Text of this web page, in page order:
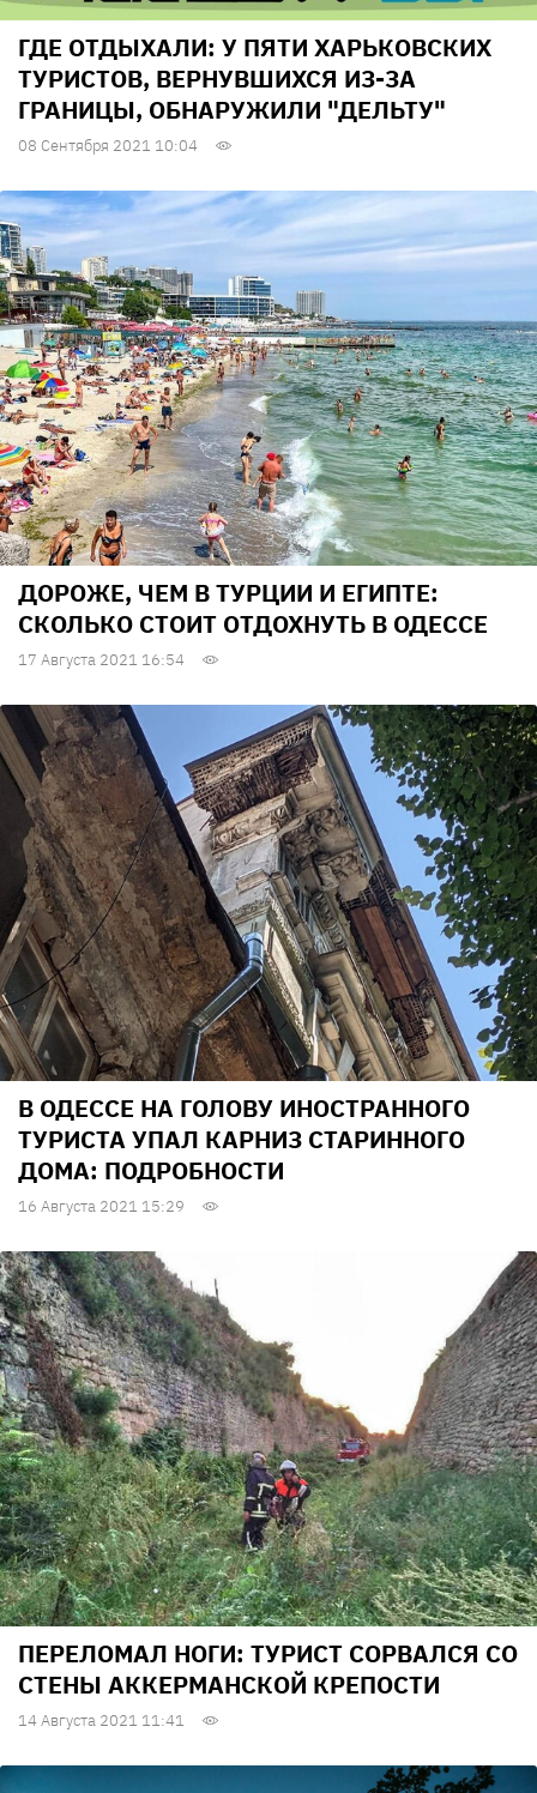
ГДЕ ОТДЫХАЛИ: У ПЯТИ ХАРЬКОВСКИХ
ТУРИСТОВ, ВЕРНУВШИХСЯ ИЗ-ЗА
ГРАНИЦЫ, ОБНАРУЖИЛИ "ДЕЛЬТУ"
08 Сентября 2021 10:04
ДОРОЖЕ, ЧЕМ В ТУРЦИИ И ЕГИПТЕ:
СКОЛЬКО СТОИТ ОТДОХНУТЬ В ОДЕССЕ
17 Августа 2021 16:54
В ОДЕССЕ НА ГОЛОВУ ИНОСТРАННОГО
ТУРИСТА УПАЛ КАРНИЗ СТАРИННОГО
ДОМА: ПОДРОБНОСТИ
16 Августа 2021 15:29
ПЕРЕЛОМАЛ НОГИ: ТУРИСТ СОРВАЛСЯ СО
СТЕНЫ АККЕРМАНСКОЙ КРЕПОСТИ
14 Августа 2021 11:41